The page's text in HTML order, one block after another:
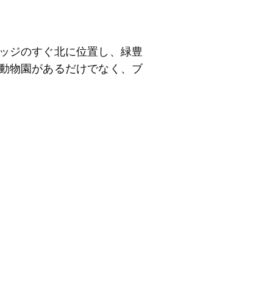
ジのすぐ北に位置し、緑豊
物園があるだけでなく、ブ